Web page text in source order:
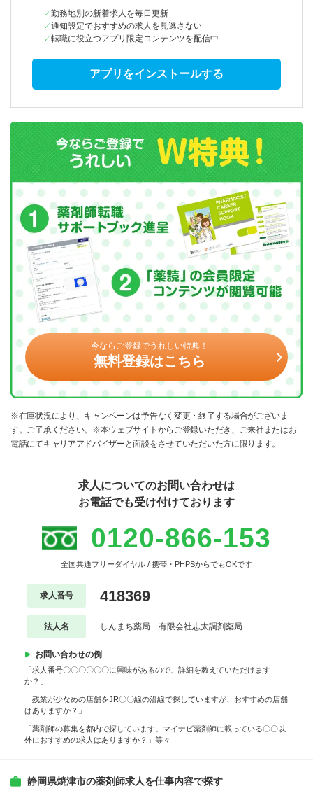
勤務地別の新着求人を毎日更新
通知設定でおすすめの求人を見逃さない
転職に役立つアプリ限定コンテンツを配信中
アプリをインストールする
今ならご登録でうれしい特典！
無料登録はこちら
※在庫状況により、キャンペーンは予告なく変更・終了する場合がございま
す。ご了承ください。※本ウェブサイトからご登録いただき、ご来社またはお
電話にてキャリアアドバイザーと面談をさせていただいた方に限ります。
求人についてのお問い合わせは
お電話でも受け付けております
0120-866-153
全国共通フリーダイヤル / 携帯・PHPSからでもOKです
求人番号 418369
法人名 しんまち薬局 有限会社志太調剤薬局
お問い合わせの例
「求人番号〇〇〇〇〇〇に興味があるので、詳細を教えていただけます
か？」
「残業が少なめの店舗をJR〇〇線の沿線で探していますが、おすすめの店舗
はありますか？」
「薬剤師の募集を都内で探しています。マイナビ薬剤師に載っている〇〇以
外におすすめの求人はありますか？」等々
静岡県焼津市の薬剤師求人を仕事内容で探す